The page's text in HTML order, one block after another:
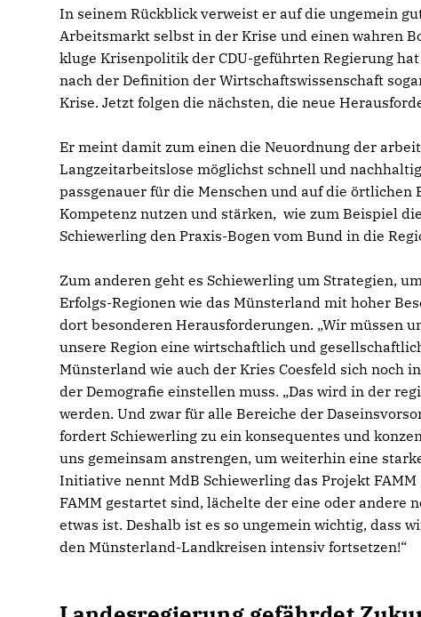
In seinem Rückblick verweist er auf die ungemein
Arbeitsmarkt selbst in der Krise und einen wahren
kluge Krisenpolitik der CDU-geführten Regierung
nach der Definition der Wirtschaftswissenschaft
Krise. Jetzt folgen die nächsten, die neue
Er meint damit zum einen die Neuordnung der
Langzeitarbeitslose möglichst schnell und
passgenauer für die Menschen und auf die
Kompetenz nutzen und stärken, wie zum Beispiel
Schiewerling den Praxis-Bogen vom Bund in die
Zum anderen geht es Schiewerling um Strategien,
Erfolgs-Regionen wie das Münsterland mit hoher
dort besonderen Herausforderungen. „Wir müssen
unsere Region eine wirtschaftlich und
Münsterland wie auch der Kries Coesfeld sich noch
der Demografie einstellen muss. „Das wird in der
werden. Und zwar für alle Bereiche der
fordert Schiewerling zu ein konsequentes und
uns gemeinsam anstrengen, um weiterhin eine
Initiative nennt MdB Schiewerling das Projekt
FAMM gestartet sind, lächelte der eine oder andere
etwas ist. Deshalb ist es so ungemein wichtig, dass
den Münsterland-Landkreisen intensiv fortsetzen!“